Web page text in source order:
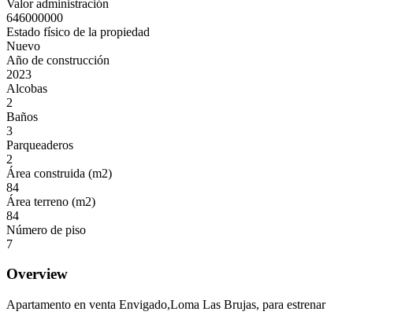
Valor administración
646000000
Estado físico de la propiedad
Nuevo
Año de construcción
2023
Alcobas
2
Baños
3
Parqueaderos
2
Área construida (m2)
84
Área terreno (m2)
84
Número de piso
7
Overview
Apartamento en venta Envigado,Loma Las Brujas, para estrenar